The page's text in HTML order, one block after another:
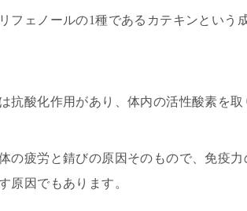
フェノールの1種であるカテキンという
抗酸化作用があり、体内の活性酸素を
の疲労と錆びの原因そのもので、免疫
原因でもあります。